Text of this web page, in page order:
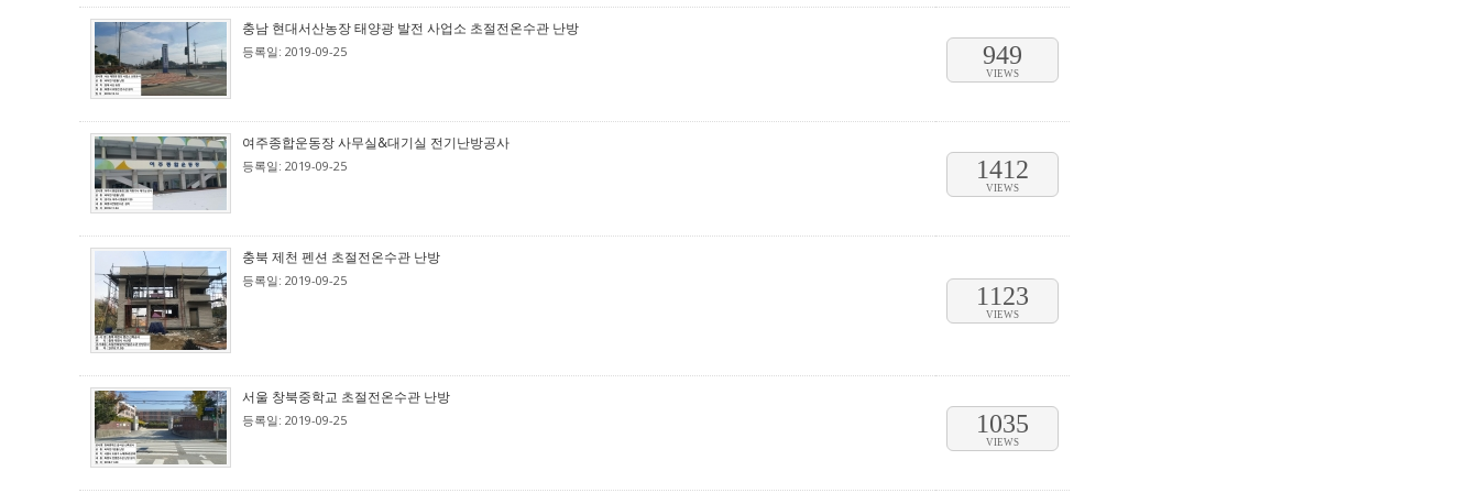
충남 현대서산농장 태양광 발전 사업소 초절전온수관 난방
등록일: 2019-09-25 949
VIEWS
여주종합운동장 사무실&대기실 전기난방공사
등록일: 2019-09-25 1412
VIEWS
충북 제천 펜션 초절전온수관 난방
등록일: 2019-09-25
1123
VIEWS
서울 창북중학교 초절전온수관 난방
등록일: 2019-09-25 1035
VIEWS